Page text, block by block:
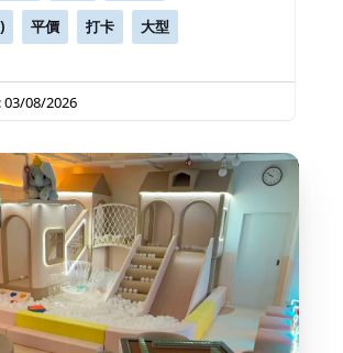
平價 打卡 大型
03/08/2026